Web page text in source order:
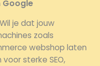
Google
je dat jouw
zoals
webshop laten
sterke SEO,